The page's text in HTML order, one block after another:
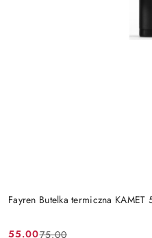
Fayren Butelka termiczna KAMET
55.0075.00